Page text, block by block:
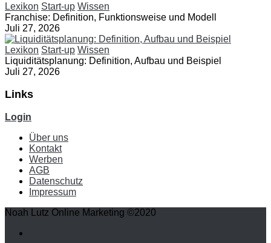
Lexikon Start-up Wissen
Franchise: Definition, Funktionsweise und Modell
Juli 27, 2026
Lexikon Start-up Wissen
Liquiditätsplanung: Definition, Aufbau und Beispiel
Juli 27, 2026
Links
Login
Über uns
Kontakt
Werben
AGB
Datenschutz
Impressum
Noah Lutz Online Marketing ©2020